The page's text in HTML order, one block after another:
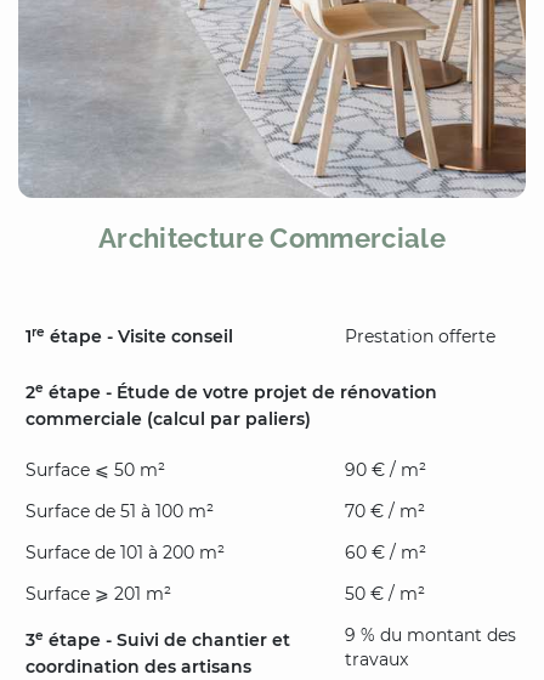
Architecture Commerciale
1re étape - Visite conseil Prestation offerte
2e étape - Étude de votre projet de rénovation
commerciale (calcul par paliers)
Surface ⩽ 50 m²
90 € / m²
Surface de 51 à 100 m²
70 € / m²
Surface de 101 à 200 m²
60 € / m²
Surface ⩾ 201 m²
50 € / m²
3e étape - Suivi de chantier et
coordination des artisans
9 % du montant des
travaux